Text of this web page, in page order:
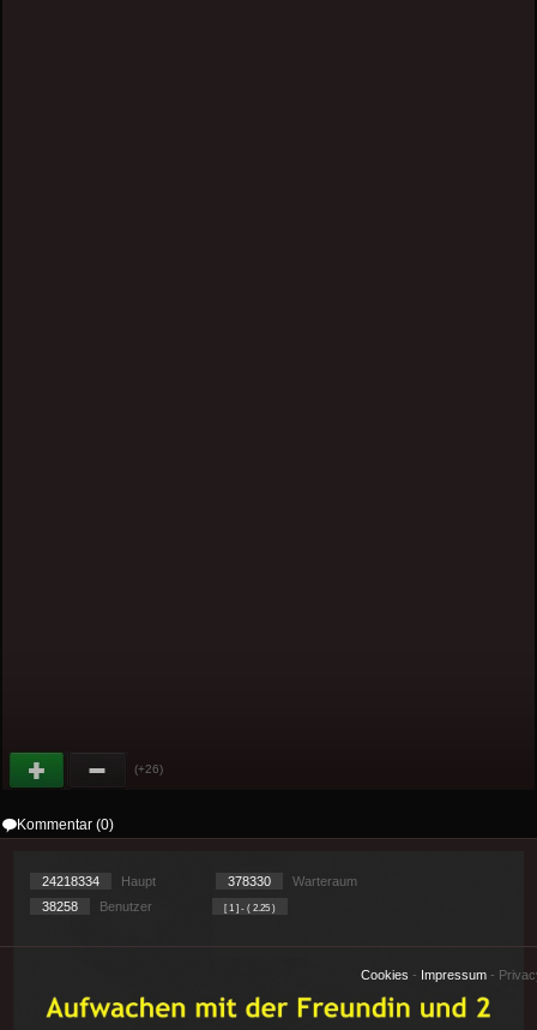
(+26)
Kommentar (0)
24218334 Haupt 378330
Warteraum
38258
Benutzer [ 1 ] - ( 2.25 )
Cookies - Impressum -